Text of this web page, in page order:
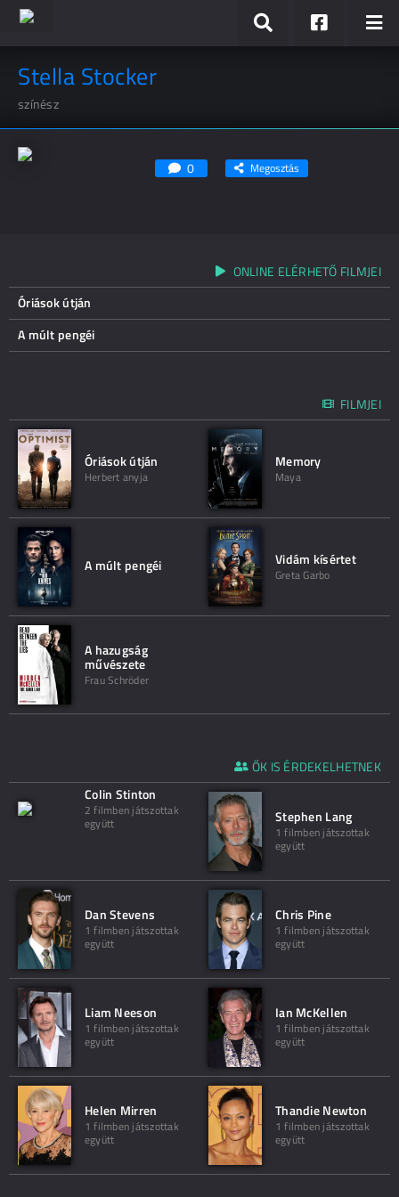
Stella Stocker
színész
0 Megosztás
ONLINE ELÉRHETŐ FILMJEI
Óriások útján
A múlt pengéi
FILMJEI
Óriások útján
Herbert anyja
Memory
Maya
A múlt pengéi Vidám kísértet
Greta Garbo
A hazugság
művészete
Frau Schröder
ŐK IS ÉRDEKELHETNEK
Colin Stinton
2 filmben játszottak
együtt Stephen Lang
1 filmben játszottak
együtt
Dan Stevens
1 filmben játszottak
együtt
Chris Pine
1 filmben játszottak
együtt
Liam Neeson
1 filmben játszottak
együtt
Ian McKellen
1 filmben játszottak
együtt
Helen Mirren
1 filmben játszottak
együtt
Thandie Newton
1 filmben játszottak
együtt